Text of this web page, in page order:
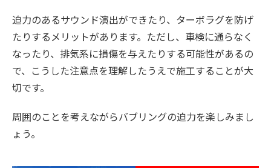
迫力のあるサウンド演出ができたり、ターボラグを防げ
たりするメリットがあります。ただし、車検に通らなく
なったり、排気系に損傷を与えたりする可能性があるの
で、こうした注意点を理解したうえで施工することが大
切です。
周囲のことを考えながらバブリングの迫力を楽しみまし
ょう。